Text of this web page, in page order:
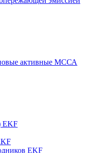
активные МССА
EKF
EKF